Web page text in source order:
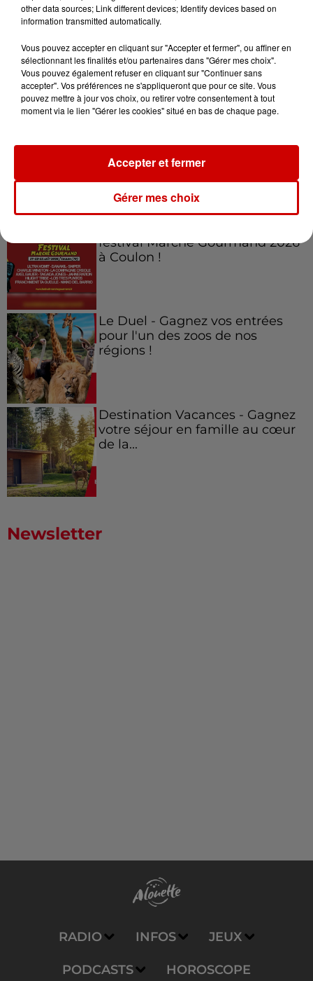
l’hôpital du Mans
Jeux Voir plus
l'événement Ride the Show à
Morlaix !
festival Marché Gourmand 2026
à Coulon !
Le Duel - Gagnez vos entrées
pour l'un des zoos de nos
régions !
Destination Vacances - Gagnez
votre séjour en famille au cœur
de la...
Newsletter
RADIO INFOS JEUX
PODCASTS HOROSCOPE
other data sources; Link different devices; Identify devices based on
information transmitted automatically.
Vous pouvez accepter en cliquant sur "Accepter et fermer", ou affiner en
sélectionnant les finalités et/ou partenaires dans "Gérer mes choix".
Vous pouvez également refuser en cliquant sur "Continuer sans
accepter". Vos préférences ne s'appliqueront que pour ce site. Vous
pouvez mettre à jour vos choix, ou retirer votre consentement à tout
moment via le lien "Gérer les cookies" situé en bas de chaque page.
Gérer mes choix
Accepter et fermer